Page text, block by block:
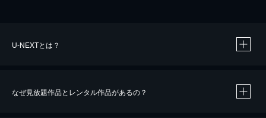
U-NEXTとは？
なぜ見放題作品とレンタル作品があるの？